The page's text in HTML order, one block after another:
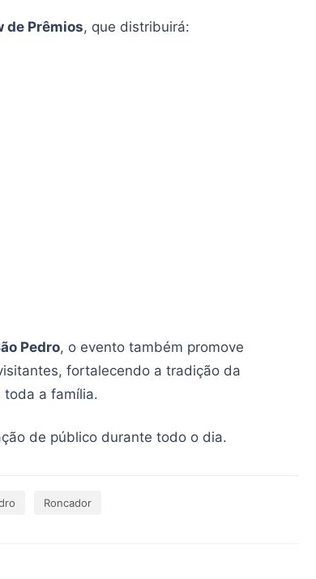
de Prêmios, que distribuirá:
Pedro, o evento também promove
fortalecendo a tradição da
toda a família.
de público durante todo o dia.
Roncador